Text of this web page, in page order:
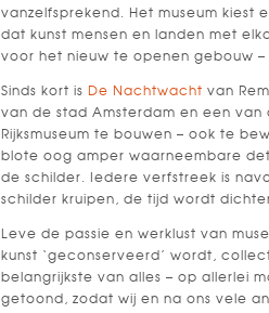
vanzelfsprekend. Het museum kiest
dat kunst mensen en landen met
voor het nieuw te openen gebouw –
Sinds kort is De Nachtwacht van
van de stad Amsterdam en een
Rijksmuseum te bouwen – ook te
blote oog amper waarneembare
de schilder. Iedere verfstreek is
schilder kruipen, de tijd wordt
Leve de passie en werklust van
kunst ‘geconserveerd’ wordt,
belangrijkste van alles – op allerlei
getoond, zodat wij en na ons vele